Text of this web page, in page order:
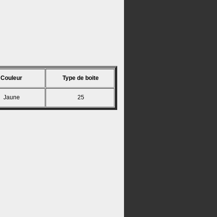
Couleur Type de boite
Jaune 25